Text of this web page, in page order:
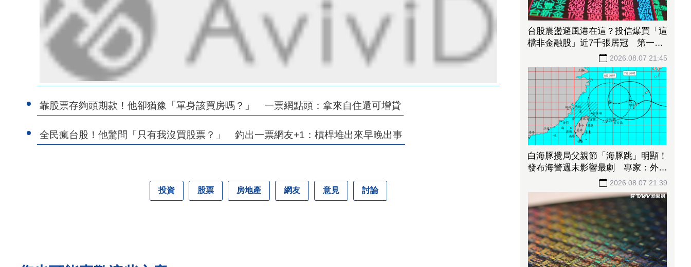
靠股票存夠頭期款！他卻猶豫「單身該買房嗎？」 一票網點頭：拿來自住還可增貸
全民瘋台股！他驚問「只有我沒買股票？」 釣出一票網友+1：槓桿堆出來早晚出事
投資 股票 房地產 網友 意見 討論
台股震盪避風港在這？投信爆買「這
檔非金融股」近7千張居冠 第一金
2026.08.07 21:45
白海豚攪局父親節「海豚跳」明顯！
發布海警週末影響最劇 專家：外圍
2026.08.07 21:39